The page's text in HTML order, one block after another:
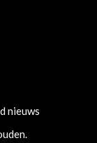
nieuws